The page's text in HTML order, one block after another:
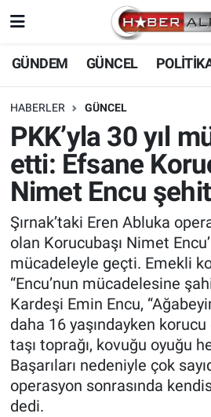
GÜNDEM GÜNCEL
HABERLER GÜNCEL
PKK’yla 30 yıl
etti: Efsane
Nimet Encu
Şırnak’taki Eren Abluka
olan Korucubaşı Nimet
mücadeleyle geçti. Emekli
“Encu’nun mücadelesine
Kardeşi Emin Encu,
daha 16 yaşındayken
taşı toprağı, kovuğu oyuğu
Başarıları nedeniyle çok
operasyon sonrasında
dedi.
Nöbetçi Eczaneler
Hava Durumu
Trafik Durumu
Süper Lig Puan Durumu ve
Tüm Manşetler
Son Dakika Haberleri
Haber Arşivi